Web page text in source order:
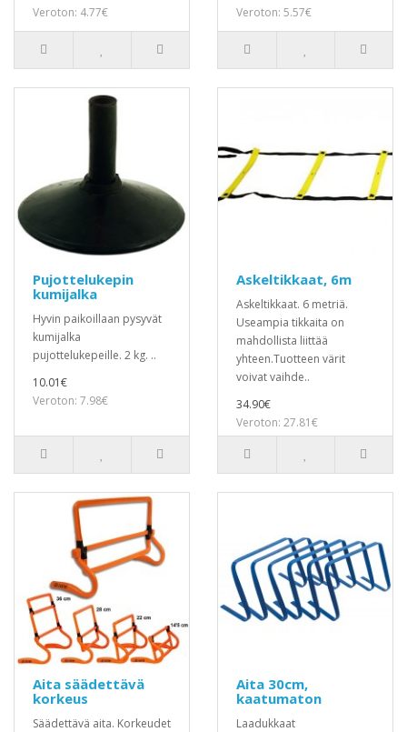
Veroton: 4.77€
Veroton: 5.57€
Pujottelukepin
kumijalka
Hyvin paikoillaan pysyvät
kumijalka
pujottelukepeille. 2 kg. ..
10.01€
Veroton: 7.98€
Askeltikkaat, 6m
Askeltikkaat. 6 metriä.
Useampia tikkaita on
mahdollista liittää
yhteen.Tuotteen värit
voivat vaihde..
34.90€
Veroton: 27.81€
Aita säädettävä
korkeus
Säädettävä aita. Korkeudet
Aita 30cm,
kaatumaton
Laadukkaat